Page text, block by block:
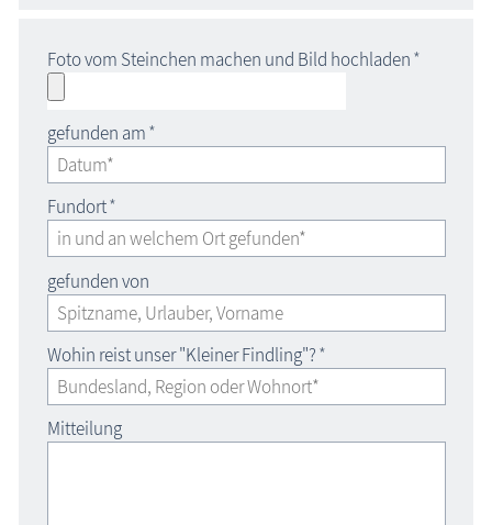
Foto vom Steinchen machen und Bild hochladen*
gefunden am*
Fundort*
gefunden von
Wohin reist unser "Kleiner Findling"?*
Mitteilung